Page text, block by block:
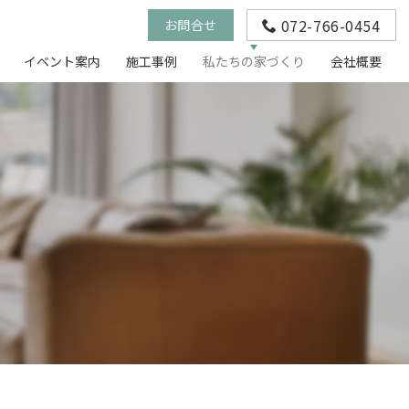
イベント案内 施工事例 私たちの家づくり 会社概要
お問合せ 072-766-0454